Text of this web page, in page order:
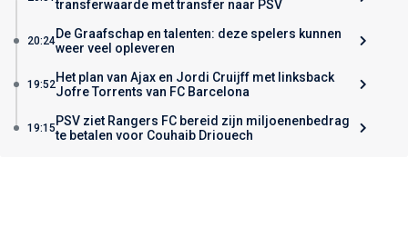
transferwaarde met transfer naar PSV
20:24De Graafschap en talenten: deze spelers kunnen
weer veel opleveren
19:52Het plan van Ajax en Jordi Cruijff met linksback
Jofre Torrents van FC Barcelona
19:15 PSV ziet Rangers FC bereid zijn miljoenenbedrag
te betalen voor Couhaib Driouech